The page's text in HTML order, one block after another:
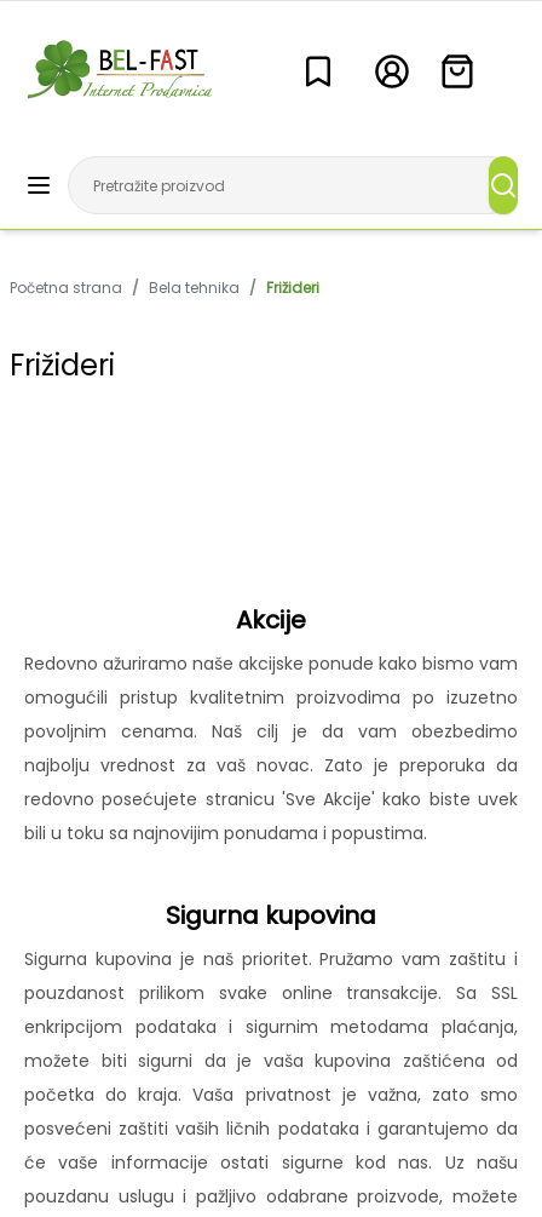
Početna strana / Bela tehnika / Frižideri
Frižideri
Akcije
Redovno ažuriramo naše akcijske ponude kako bismo vam
omogućili pristup kvalitetnim proizvodima po izuzetno
povoljnim cenama. Naš cilj je da vam obezbedimo
najbolju vrednost za vaš novac. Zato je preporuka da
redovno posećujete stranicu 'Sve Akcije' kako biste uvek
bili u toku sa najnovijim ponudama i popustima.
Sigurna kupovina
Sigurna kupovina je naš prioritet. Pružamo vam zaštitu i
pouzdanost prilikom svake online transakcije. Sa SSL
enkripcijom podataka i sigurnim metodama plaćanja,
možete biti sigurni da je vaša kupovina zaštićena od
početka do kraja. Vaša privatnost je važna, zato smo
posvećeni zaštiti vaših ličnih podataka i garantujemo da
će vaše informacije ostati sigurne kod nas. Uz našu
pouzdanu uslugu i pažljivo odabrane proizvode, možete